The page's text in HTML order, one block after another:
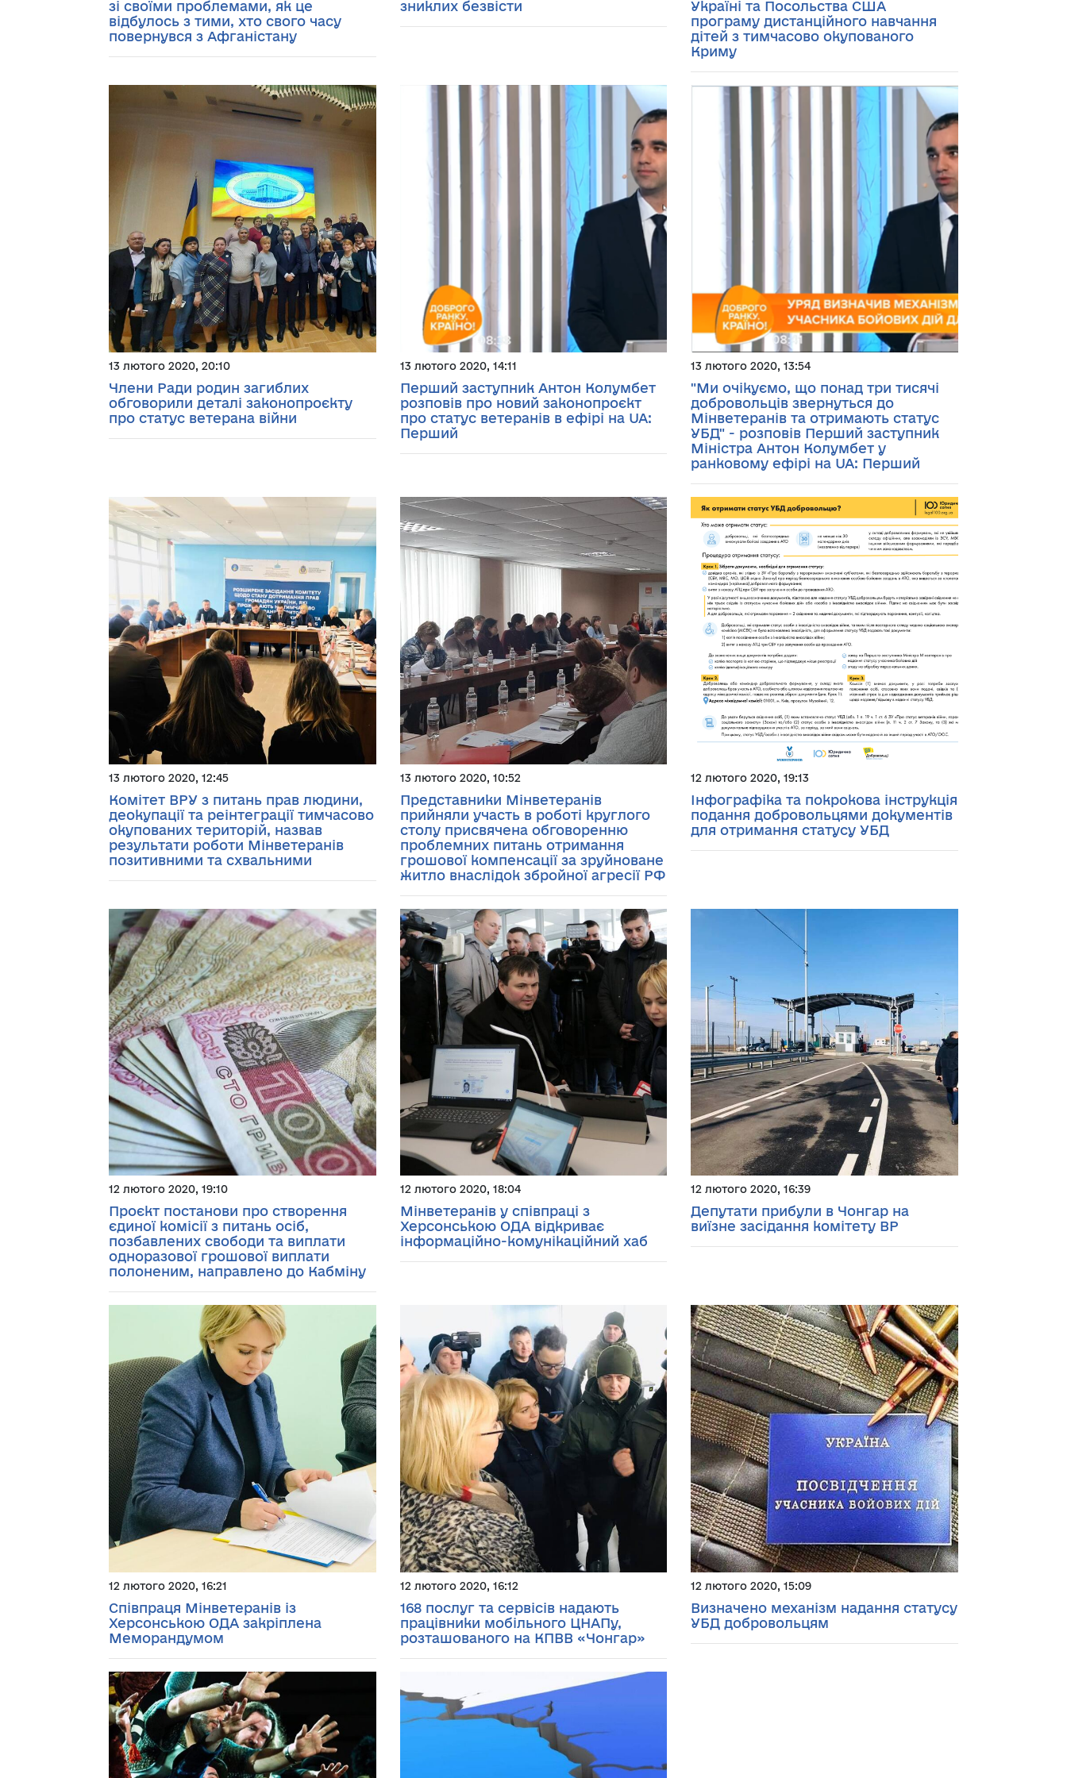
зі своїми проблемами, як це
відбулось з тими, хто свого часу
повернувся з Афганістану
зниклих безвісти
Україні та Посольства США
програму дистанційного навчання
дітей з тимчасово окупованого
Криму
13 лютого 2020, 20:10
Члени Ради родин загиблих
обговорили деталі законопроєкту
про статус ветерана війни
13 лютого 2020, 14:11
Перший заступник Антон Колумбет
розповів про новий законопроєкт
про статус ветеранів в ефірі на UA:
Перший
13 лютого 2020, 13:54
"Ми очікуємо, що понад три тисячі
добровольців звернуться до
Мінветеранів та отримають статус
УБД" - розповів Перший заступник
Міністра Антон Колумбет у
ранковому ефірі на UA: Перший
13 лютого 2020, 12:45
Комітет ВРУ з питань прав людини,
деокупації та реінтеграції тимчасово
окупованих територій, назвав
результати роботи Мінветеранів
позитивними та схвальними
13 лютого 2020, 10:52
Представники Мінветеранів
прийняли участь в роботі круглого
столу присвячена обговоренню
проблемних питань отримання
грошової компенсації за зруйноване
житло внаслідок збройної агресії РФ
12 лютого 2020, 19:13
Інфографіка та покрокова інструкція
подання добровольцями документів
для отримання статусу УБД
12 лютого 2020, 19:10
Проєкт постанови про створення
єдиної комісії з питань осіб,
позбавлених свободи та виплати
одноразової грошової виплати
полоненим, направлено до Кабміну
12 лютого 2020, 18:04
Мінветеранів у співпраці з
Херсонською ОДА відкриває
інформаційно-комунікаційний хаб
12 лютого 2020, 16:39
Депутати прибули в Чонгар на
виїзне засідання комітету ВР
12 лютого 2020, 16:21
Співпраця Мінветеранів із
Херсонською ОДА закріплена
Меморандумом
12 лютого 2020, 16:12
168 послуг та сервісів надають
працівники мобільного ЦНАПу,
розташованого на КПВВ «Чонгар»
12 лютого 2020, 15:09
Визначено механізм надання статусу
УБД добровольцям